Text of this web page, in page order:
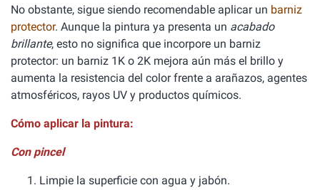
No obstante, sigue siendo recomendable aplicar un barniz
protector. Aunque la pintura ya presenta un acabado
brillante, esto no significa que incorpore un barniz
protector: un barniz 1K o 2K mejora aún más el brillo y
aumenta la resistencia del color frente a arañazos, agentes
atmosféricos, rayos UV y productos químicos.
Cómo aplicar la pintura:
Con pincel
Limpie la superficie con agua y jabón.